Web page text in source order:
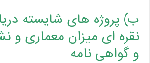
ب) پروژه های شایسته
نقره ای میزان معماری و
و گواهی نامه